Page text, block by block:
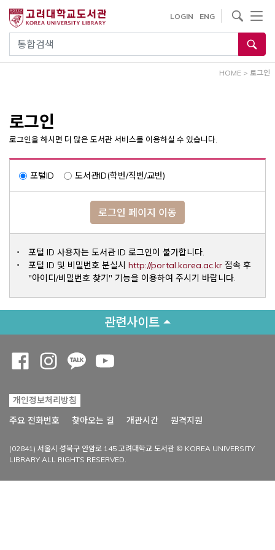
건
통합검색
LOGIN ENG
사이트내 검색
HOME > 로그인
로그인
로그인을 하시면 더 많은 도서관 서비스를 이용하실 수 있습니다.
포털ID 도서관ID(학번/직번/교번)
로그인 페이지 이동
포털 ID 사용자는 도서관 ID 로그인이 불가합니다.
포털 ID 및 비밀번호 분실시 http://portal.korea.ac.krOpens a
접속 후
"아이디/비밀번호 찾기" 기능을 이용하여 주시기 바랍니다.
관련사이트
개인정보처리방침
주요 전화번호
찾아오는 길 개관시간 원격지원
(02841) 서울시 성북구 안암로 145 고려대학교 도서관 © KOREA UNIVERSITY
LIBRARY ALL RIGHTS RESERVED.
Opens a new window
Opens a new window
Opens a new window